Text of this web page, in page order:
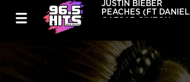
JUSTIN BIEBER
PEACHES (FT DANIEL